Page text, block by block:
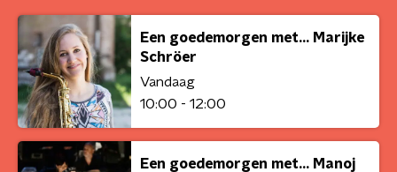
Een goedemorgen met... Marijke
Schröer
Vandaag
10:00 - 12:00
Een goedemorgen met... Manoj